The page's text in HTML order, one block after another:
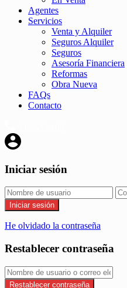
Agentes
Servicios
Venta y Alquiler
Seguros Alquiler
Seguros
Asesoría Financiera
Reformas
Obra Nueva
FAQs
Contacto
Iniciar sesión
Iniciar sesión
He olvidado la contraseña
Restablecer contraseña
Restablecer contraseña